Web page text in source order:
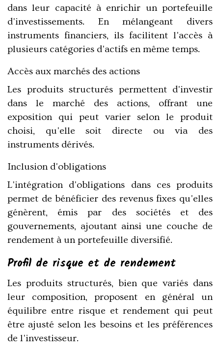
dans leur capacité à enrichir un portefeuille
d'investissements. En mélangeant divers
instruments financiers, ils facilitent l'accès à
plusieurs catégories d'actifs en même temps.
Accès aux marchés des actions
Les produits structurés permettent d'investir
dans le marché des actions, offrant une
exposition qui peut varier selon le produit
choisi, qu'elle soit directe ou via des
instruments dérivés.
Inclusion d'obligations
L'intégration d'obligations dans ces produits
permet de bénéficier des revenus fixes qu'elles
génèrent, émis par des sociétés et des
gouvernements, ajoutant ainsi une couche de
rendement à un portefeuille diversifié.
Profil de risque et de rendement
Les produits structurés, bien que variés dans
leur composition, proposent en général un
équilibre entre risque et rendement qui peut
être ajusté selon les besoins et les préférences
de l'investisseur.